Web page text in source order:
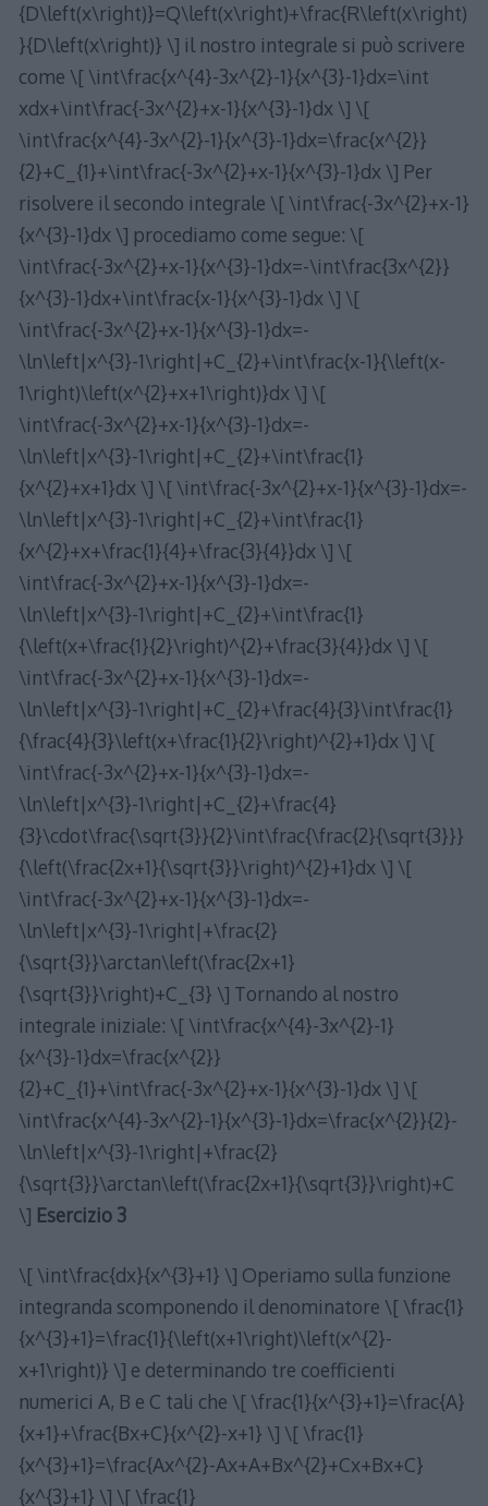
{D\left(x\right)}=Q\left(x\right)+\frac{R\left(x\right)
}{D\left(x\right)} \] il nostro integrale si può scrivere
come \[ \int\frac{x^{4}-3x^{2}-1}{x^{3}-1}dx=\int
xdx+\int\frac{-3x^{2}+x-1}{x^{3}-1}dx \] \[
\int\frac{x^{4}-3x^{2}-1}{x^{3}-1}dx=\frac{x^{2}}
{2}+C_{1}+\int\frac{-3x^{2}+x-1}{x^{3}-1}dx \] Per
risolvere il secondo integrale \[ \int\frac{-3x^{2}+x-1}
{x^{3}-1}dx \] procediamo come segue: \[
\int\frac{-3x^{2}+x-1}{x^{3}-1}dx=-\int\frac{3x^{2}}
{x^{3}-1}dx+\int\frac{x-1}{x^{3}-1}dx \] \[
\int\frac{-3x^{2}+x-1}{x^{3}-1}dx=-
\ln\left|x^{3}-1\right|+C_{2}+\int\frac{x-1}{\left(x-
1\right)\left(x^{2}+x+1\right)}dx \] \[
\int\frac{-3x^{2}+x-1}{x^{3}-1}dx=-
\ln\left|x^{3}-1\right|+C_{2}+\int\frac{1}
{x^{2}+x+1}dx \] \[ \int\frac{-3x^{2}+x-1}{x^{3}-1}dx=-
\ln\left|x^{3}-1\right|+C_{2}+\int\frac{1}
{x^{2}+x+\frac{1}{4}+\frac{3}{4}}dx \] \[
\int\frac{-3x^{2}+x-1}{x^{3}-1}dx=-
\ln\left|x^{3}-1\right|+C_{2}+\int\frac{1}
{\left(x+\frac{1}{2}\right)^{2}+\frac{3}{4}}dx \] \[
\int\frac{-3x^{2}+x-1}{x^{3}-1}dx=-
\ln\left|x^{3}-1\right|+C_{2}+\frac{4}{3}\int\frac{1}
{\frac{4}{3}\left(x+\frac{1}{2}\right)^{2}+1}dx \] \[
\int\frac{-3x^{2}+x-1}{x^{3}-1}dx=-
\ln\left|x^{3}-1\right|+C_{2}+\frac{4}
{3}\cdot\frac{\sqrt{3}}{2}\int\frac{\frac{2}{\sqrt{3}}}
{\left(\frac{2x+1}{\sqrt{3}}\right)^{2}+1}dx \] \[
\int\frac{-3x^{2}+x-1}{x^{3}-1}dx=-
\ln\left|x^{3}-1\right|+\frac{2}
{\sqrt{3}}\arctan\left(\frac{2x+1}
{\sqrt{3}}\right)+C_{3} \] Tornando al nostro
integrale iniziale: \[ \int\frac{x^{4}-3x^{2}-1}
{x^{3}-1}dx=\frac{x^{2}}
{2}+C_{1}+\int\frac{-3x^{2}+x-1}{x^{3}-1}dx \] \[
\int\frac{x^{4}-3x^{2}-1}{x^{3}-1}dx=\frac{x^{2}}{2}-
\ln\left|x^{3}-1\right|+\frac{2}
{\sqrt{3}}\arctan\left(\frac{2x+1}{\sqrt{3}}\right)+C
\] Esercizio 3
\[ \int\frac{dx}{x^{3}+1} \] Operiamo sulla funzione
integranda scomponendo il denominatore \[ \frac{1}
{x^{3}+1}=\frac{1}{\left(x+1\right)\left(x^{2}-
x+1\right)} \] e determinando tre coefficienti
numerici A, B e C tali che \[ \frac{1}{x^{3}+1}=\frac{A}
{x+1}+\frac{Bx+C}{x^{2}-x+1} \] \[ \frac{1}
{x^{3}+1}=\frac{Ax^{2}-Ax+A+Bx^{2}+Cx+Bx+C}
{x^{3}+1} \] \[ \frac{1}